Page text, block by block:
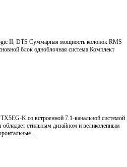
II, DTS Суммарная мощность колонок RMS
блок одноблочная система Комплект
K со встроенной 7.1-канальной системой
стильным дизайном и великолепным